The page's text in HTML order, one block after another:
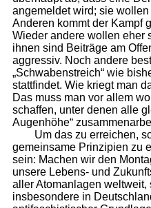
angemeldet wird; sie
Anderen kommt der Kampf
Wieder andere wollen eher
ihnen sind Beiträge am
aggressiv. Noch andere
„Schwabenstreich“ wie
stattfindet. Wie kriegt man
Das muss man vor allem
schaffen, unter denen alle
Augenhöhe“
Um das zu erreichen,
gemeinsame Prinzipien zu
sein: Machen wir den
unsere Lebens- und
aller Atomanlagen weltweit,
insbesondere in